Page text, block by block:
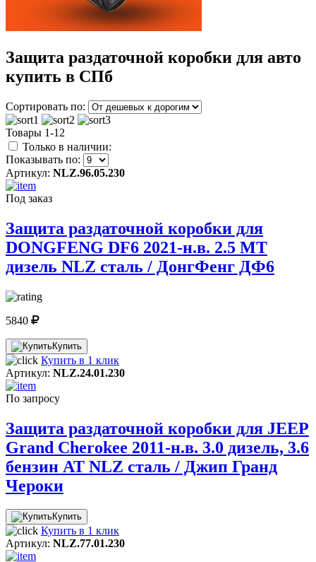
Защита раздаточной коробки для авто
купить в СПб
Сортировать по:
Товары 1-12
Только в наличии:
Показывать по:
Артикул: NLZ.96.05.230
Под заказ
Защита раздаточной коробки для
DONGFENG DF6 2021-н.в. 2.5 МТ
дизель NLZ сталь / ДонгФенг ДФ6
5840
Купить
Купить в 1 клик
Артикул: NLZ.24.01.230
По запросу
Защита раздаточной коробки для JEEP
Grand Cherokee 2011-н.в. 3.0 дизель, 3.6
бензин АТ NLZ сталь / Джип Гранд
Чероки
Купить
Купить в 1 клик
Артикул: NLZ.77.01.230